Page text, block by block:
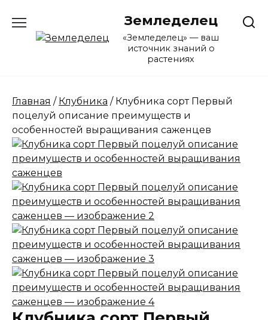
содержанию
Земледелец
«Земледелец» — ваш
источник знаний о
растениях
Главная / Клубника / Клубника сорт Первый
поцелуй описание преимуществ и
особенностей выращивания саженцев